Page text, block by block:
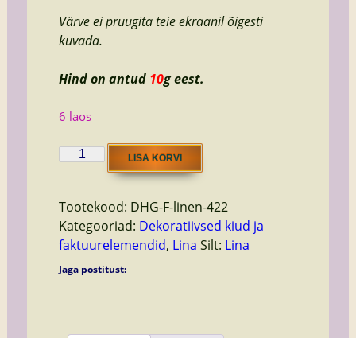
Värve ei pruugita teie ekraanil õigesti
kuvada.
Hind on antud 10g eest.
6 laos
linen
Florence
LISA KORVI
Tootekood: DHG-F-linen-422
Kategooriad: Dekoratiivsed kiud ja
faktuurelemendid, Lina Silt: Lina
Jaga postitust: